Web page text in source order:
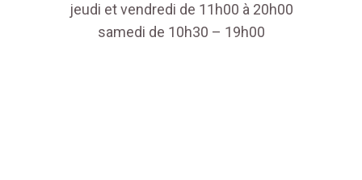
jeudi et vendredi de 11h00 à 20h00
samedi de 10h30 – 19h00